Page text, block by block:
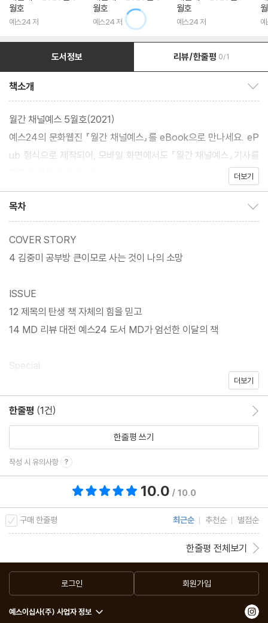
월호
예스24 저
월호
예스24 저
월호
예스24 저
도서정보 리뷰/한줄평 0/1
책소개
월간 채널예스 5월호(2021)
예스24의 문화웹진 『월간 채널예스』를 eBook으로 만나세요. eP
ub 형식으로 제작되어, 모바일 화면에서도 『월간 채널예스』기사를
더보기
목차
COVER STORY
4 김중미 공부방 큰이모로 사는 것이 나의 소망
ISSUE
12 제목의 탄생 책 자체의 힘을 믿고
14 MD 리뷰 대전 예스24 도서 MD가 엄선한 이달의 책
Special
Column
34 장강명의 소설가라는 이상한 직업 영상의 은밀한 유혹
38 정아은의 인생책 ‘신의 딸’에게 사랑받았던 남자의 일생
42 유지원의 Designers’ Desk 전천후 인하우스 디자이너의 단단
46 지웅배의 은하수 책방 내가 명왕성을 죽였습니다
48 김용언의 한밤에 읽는 장르소설 잊을 수 없는 공포의 분위기
52 수신지가 사랑에 빠진 그림책 ‘한 개의 노’로 할 수 있는 일
56 오지은의 가끔은 좋은 일도 있다 나도 건강하고 생기 있는 사람
이 되고 싶었다
58 이원흥의 카피라이터와 문장 신입 사원이 된 딸에게
60 생각의 여름, 글이 되는 노래 걷고 걸어, 길
더보기
한줄평 (1건)
한줄평 쓰기
작성 시 유의사항
10.0 / 10.0
구매 한줄평 최근순 추천순 별점순
한줄평 전체보기
로그인 회원가입
예스이십사(주) 사업자 정보